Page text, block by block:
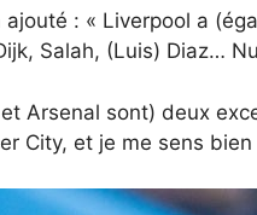
ajouté : « Liverpool a
Salah, (Luis) Diaz…
Arsenal sont) deux
City, et je me sens